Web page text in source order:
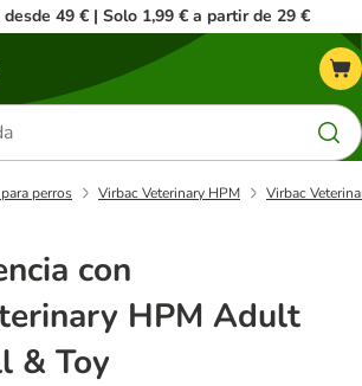
desde 49 € | Solo 1,99 € a partir de 29 €
perros Virbac Veterinary HPM Virbac
con
HPM Adult
& Toy